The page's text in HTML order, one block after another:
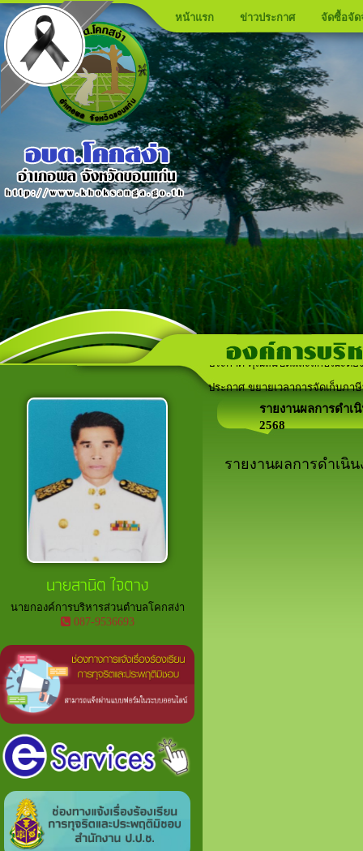
หน้าแรก ข่าวประกาศ จัดซื้อจัด
ลานกีฬาภายในพื้นที่ตำบลโคกสง่า
เวทีประชาคม ประจำปีงบประมาณ
อาสาสมัครท้องถิ่นรักษ์โลก (อถล.)
ประกาศ ขยายเวลาการจัดเก็บภ
ประกาศ คุณสมบัติและลักษณะต้อ
นายสานิต ใจตาง
นายกองค์การบริหารส่วนตำบลโคกสง่า
087-9536693
รายงานผลการดำ
2568
รายงานผลการดำเนิ